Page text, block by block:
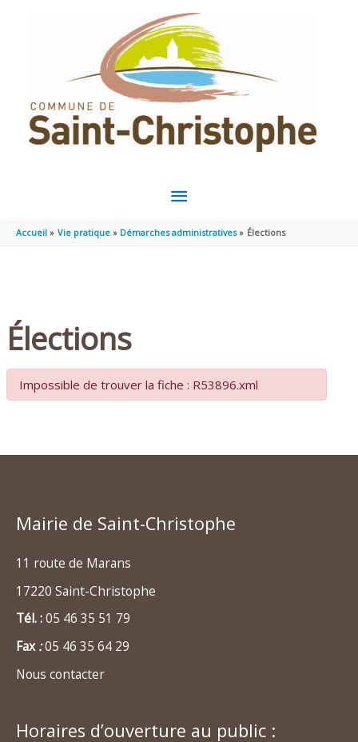
MENU
PRINCIPAL
Accueil Vie pratique Démarches administratives Élections
Élections
Impossible de trouver la fiche : R53896.xml
Mairie de Saint-Christophe
11 route de Marans
17220 Saint-Christophe
Tél. :05 46 35 51 79
Fax:05 46 35 64 29
Nous contacter
Horaires d’ouverture au public :